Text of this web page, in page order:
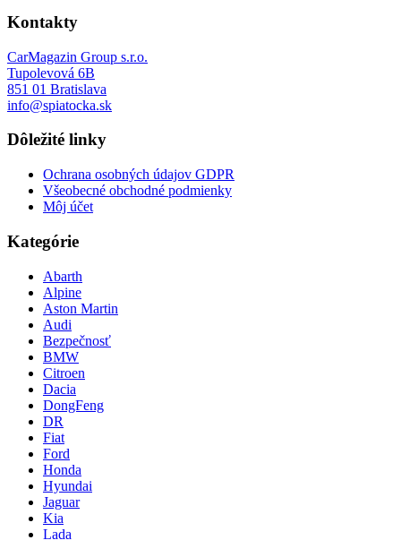
Kontakty
CarMagazin Group s.r.o.
Tupolevová 6B
851 01 Bratislava
info@spiatocka.sk
Dôležité linky
Ochrana osobných údajov GDPR
Všeobecné obchodné podmienky
Môj účet
Kategórie
Abarth
Alpine
Aston Martin
Audi
Bezpečnosť
BMW
Citroen
Dacia
DongFeng
DR
Fiat
Ford
Honda
Hyundai
Jaguar
Kia
Lada